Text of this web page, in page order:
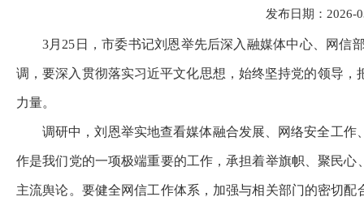
发布日期：2026-
3月25日，市委书记刘恩举先后深入融媒体中心、网信
调，要深入贯彻落实习近平文化思想，始终坚持党的领导
力量。
调研中，刘恩举实地查看媒体融合发展、网络安全工
作是我们党的一项极端重要的工作，承担着举旗帜、聚民
主流舆论。要健全网信工作体系，加强与相关部门的密切